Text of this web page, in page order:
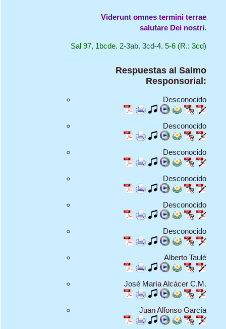
Viderunt omnes termini terrae
salutare Dei nostri.
Sal 97, 1bcde. 2-3ab. 3cd-4. 5-6 (R.: 3cd)
Respuestas al Salmo
Responsorial:
Desconocido
Desconocido
Desconocido
Desconocido
Desconocido
Desconocido
Alberto Taulé
José María Alcácer C.M.
Juan Alfonso García